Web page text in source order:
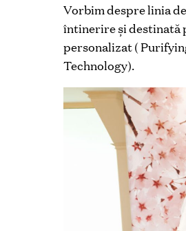
Vorbim despre linia
întinerire şi destinată
personalizat (
Technology).